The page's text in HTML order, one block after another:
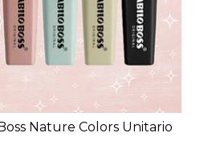
Nature Colors Unitario